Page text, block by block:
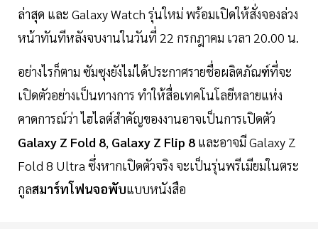
ล่าสุด และ Galaxy Watch รุ่นใหม่ พร้อมเปิดให้สั่งจองล่วง
หน้าทันทีหลังจบงานในวันที่ 22 กรกฎาคม เวลา 20.00 น.
อย่างไรก็ตาม ซัมซุงยังไม่ได้ประกาศรายชื่อผลิตภัณฑ์ที่จะ
เปิดตัวอย่างเป็นทางการ ทำให้สื่อเทคโนโลยีหลายแห่ง
คาดการณ์ว่า ไฮไลต์สำคัญของงานอาจเป็นการเปิดตัว
Galaxy Z Fold 8, Galaxy Z Flip 8 และอาจมี Galaxy Z
Fold 8 Ultra ซึ่งหากเปิดตัวจริง จะเป็นรุ่นพรีเมียมในตระ
กูลสมาร์ทโฟนจอพับแบบหนังสือ